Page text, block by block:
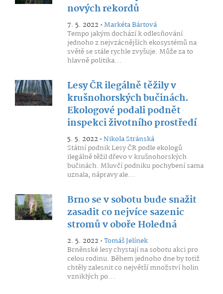
nových rekordů
7. 5. 2022 •Markéta Bártová
Tempo jakým dochází k odlesňování
jednoho z nejvzácnějších ekosystémů na
světě se stále rychle zvyšuje. Může za to
hlavně politika...
Lesy ČR ilegálně těžily v
krušnohorských bučinách.
Ekologové podali podnět
inspekci životního prostředí
5. 5. 2022 •Nikola Stránská
Státní podnik Lesy ČR podle ekologů
ilegálně těžil dřevo v krušnohorských
bučinách. Mluvčí podniku pochybení sama
uznala, nápravy ale...
Brno se v sobotu bude snažit
zasadit co nejvíce sazenic
stromů v oboře Holedná
2. 5. 2022 •Tomáš Jelínek
Brněnské lesy chystají na sobotu akci pro
celou rodinu. Během jednoho dne by totiž
chtěly zalesnit co největší množství holin
vzniklých po...